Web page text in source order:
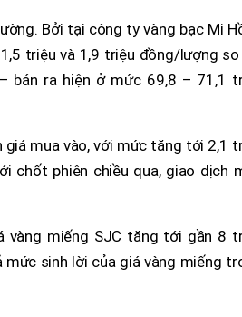
Bởi tại công ty vàng bạc Mi
triệu và 1,9 triệu đồng/lượng so
bán ra hiện ở mức 69,8 – 71,1
giá mua vào, với mức tăng tới 2,1
chốt phiên chiều qua, giao dịch
vàng miếng SJC tăng tới gần 8
sinh lời của giá vàng miếng